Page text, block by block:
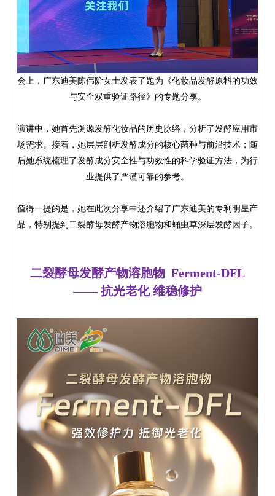
会上，广东迪美陈伟阶女士发表了题为《化妆品发酵原料的功效
与安全双重验证路径》的专题分享。
演讲中，她首先溯源发酵化妆品的历史脉络，分析了发酵应用市
场需求。接着，她层层剖析发酵成分的核心菌种与前沿技术；随
后她系统梳理了发酵成分安全性与功效性的科学验证方法，为行
业提供了严谨可靠的参考。
值得一提的是，她在此次分享中还介绍了广东迪美的专利明星产
品，特别提到二裂酵母发酵产物溶胞物和蛹虫草深层发酵因子。
二裂酵母发酵产物溶胞物 Ferment-DFL
—— 抗光老化 维稳修护